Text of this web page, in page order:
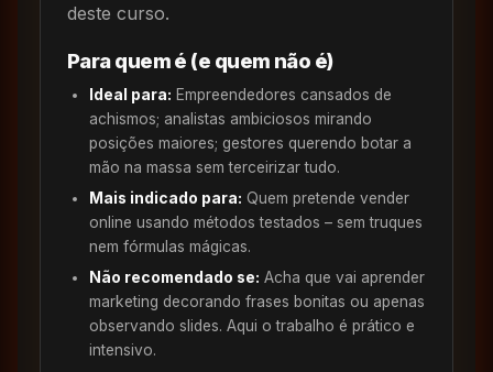
deste curso.
Para quem é (e quem não é)
Ideal para: Empreendedores cansados de
achismos; analistas ambiciosos mirando
posições maiores; gestores querendo botar a
mão na massa sem terceirizar tudo.
Mais indicado para: Quem pretende vender
online usando métodos testados – sem truques
nem fórmulas mágicas.
Não recomendado se: Acha que vai aprender
marketing decorando frases bonitas ou apenas
observando slides. Aqui o trabalho é prático e
intensivo.